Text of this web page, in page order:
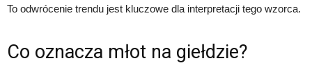
To odwrócenie trendu jest kluczowe dla interpretacji tego wzorca.
Co oznacza młot na giełdzie?